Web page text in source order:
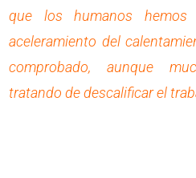
que los humanos hemos
aceleramiento del
comprobado, aunque
tratando de descalificar el